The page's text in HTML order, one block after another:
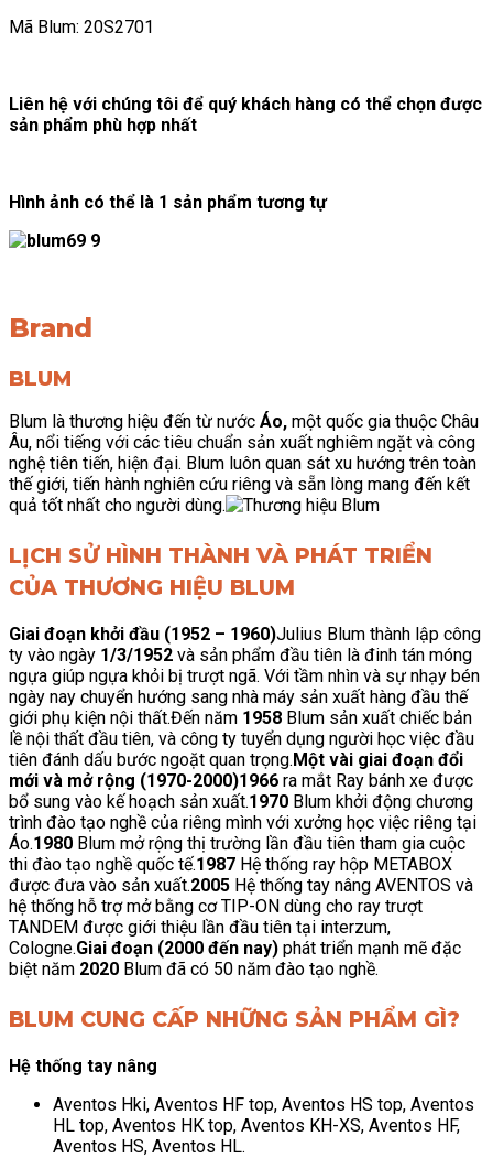
Mã Blum: 20S2701
Liên hệ với chúng tôi để quý khách hàng có thể chọn được
sản phẩm phù hợp nhất
Hình ảnh có thể là 1 sản phẩm tương tự
Brand
BLUM
Blum là thương hiệu đến từ nước Áo, một quốc gia thuộc Châu
Âu, nổi tiếng với các tiêu chuẩn sản xuất nghiêm ngặt và công
nghệ tiên tiến, hiện đại. Blum luôn quan sát xu hướng trên toàn
thế giới, tiến hành nghiên cứu riêng và sẵn lòng mang đến kết
quả tốt nhất cho người dùng.
LỊCH SỬ HÌNH THÀNH VÀ PHÁT TRIỂN
CỦA THƯƠNG HIỆU BLUM
Giai đoạn khởi đầu (1952 – 1960)Julius Blum thành lập công
ty vào ngày 1/3/1952 và sản phẩm đầu tiên là đinh tán móng
ngựa giúp ngựa khỏi bị trượt ngã. Với tầm nhìn và sự nhạy bén
ngày nay chuyển hướng sang nhà máy sản xuất hàng đầu thế
giới phụ kiện nội thất.Đến năm 1958 Blum sản xuất chiếc bản
lề nội thất đầu tiên, và công ty tuyển dụng người học việc đầu
tiên đánh dấu bước ngoặt quan trọng.Một vài giai đoạn đổi
mới và mở rộng (1970-2000)1966 ra mắt Ray bánh xe được
bổ sung vào kế hoạch sản xuất.1970 Blum khởi động chương
trình đào tạo nghề của riêng mình với xưởng học việc riêng tại
Áo.1980 Blum mở rộng thị trường lần đầu tiên tham gia cuộc
thi đào tạo nghề quốc tế.1987 Hệ thống ray hộp METABOX
được đưa vào sản xuất.2005 Hệ thống tay nâng AVENTOS và
hệ thống hỗ trợ mở bằng cơ TIP-ON dùng cho ray trượt
TANDEM được giới thiệu lần đầu tiên tại interzum,
Cologne.Giai đoạn (2000 đến nay) phát triển mạnh mẽ đặc
biệt năm 2020 Blum đã có 50 năm đào tạo nghề.
BLUM CUNG CẤP NHỮNG SẢN PHẨM GÌ?
Hệ thống tay nâng
Aventos Hki, Aventos HF top, Aventos HS top, Aventos
HL top, Aventos HK top, Aventos KH-XS, Aventos HF,
Aventos HS, Aventos HL.